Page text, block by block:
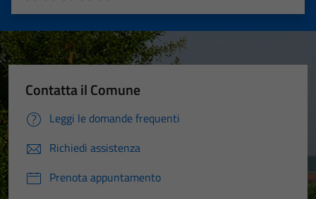
Valuta 5 stelle su 5
Valuta 4 stelle su 5
Valuta 3 stelle su 5
Valuta 2 stelle su 5
Valuta 1 stelle su 5
Contatta il Comune
Leggi le domande frequenti
Richiedi assistenza
Prenota appuntamento